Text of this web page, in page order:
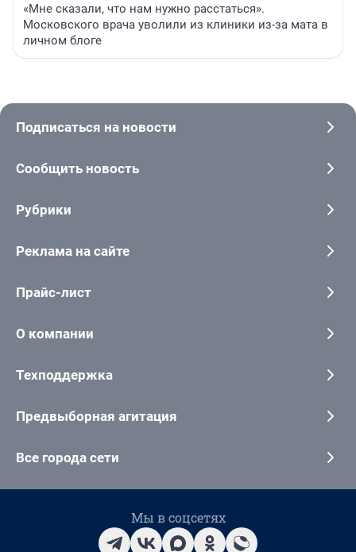
«Мне сказали, что нам нужно расстаться».
Московского врача уволили из клиники из-за мата в
личном блоге
Подписаться на новости
Сообщить новость
Рубрики
Реклама на сайте
Прайс-лист
О компании
Техподдержка
Предвыборная агитация
Все города сети
Мы в соцсетях